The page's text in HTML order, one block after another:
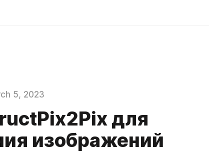
5, 2023
для
изображений